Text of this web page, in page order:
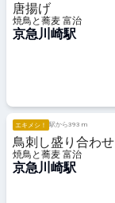
唐揚げ
焼鳥と蕎麦 富治
京急川崎駅
エキメシ！ 駅から393 m
鳥刺し盛り合わせ
焼鳥と蕎麦 富治
京急川崎駅